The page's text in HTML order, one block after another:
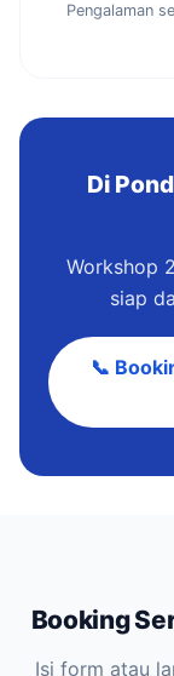
Pengalaman
Di
Workshop
siap
📞
Booking
Isi form atau